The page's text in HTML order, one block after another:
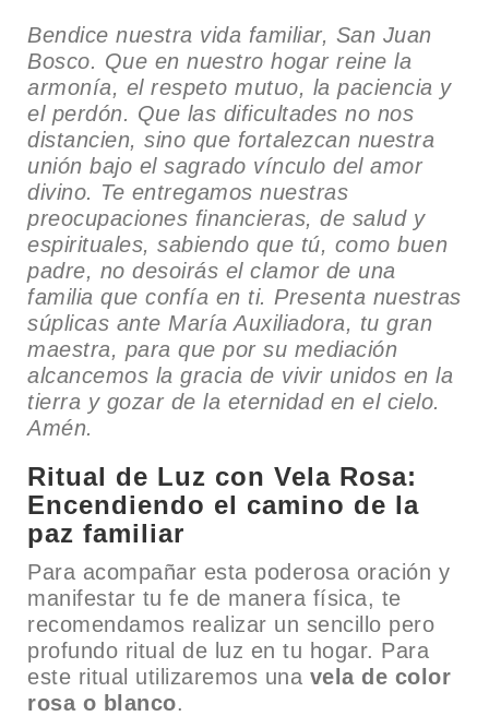
Bendice nuestra vida familiar, San Juan
Bosco. Que en nuestro hogar reine la
armonía, el respeto mutuo, la paciencia y
el perdón. Que las dificultades no nos
distancien, sino que fortalezcan nuestra
unión bajo el sagrado vínculo del amor
divino. Te entregamos nuestras
preocupaciones financieras, de salud y
espirituales, sabiendo que tú, como buen
padre, no desoirás el clamor de una
familia que confía en ti. Presenta nuestras
súplicas ante María Auxiliadora, tu gran
maestra, para que por su mediación
alcancemos la gracia de vivir unidos en la
tierra y gozar de la eternidad en el cielo.
Amén.
Ritual de Luz con Vela Rosa:
Encendiendo el camino de la
paz familiar
Para acompañar esta poderosa oración y
manifestar tu fe de manera física, te
recomendamos realizar un sencillo pero
profundo ritual de luz en tu hogar. Para
este ritual utilizaremos una vela de color
rosa o blanco.